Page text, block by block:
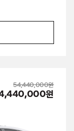
54,440,000원
원